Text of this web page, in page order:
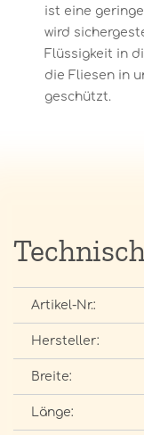
ist eine
wird
Flüssigkeit in
die Fliesen in
geschützt.
Artikel-Nr.:
Hersteller:
Breite:
Länge: